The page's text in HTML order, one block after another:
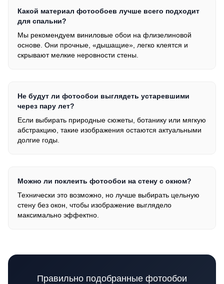
Какой материал фотообоев лучше всего подходит
для спальни?
Мы рекомендуем виниловые обои на флизелиновой
основе. Они прочные, «дышащие», легко клеятся и
скрывают мелкие неровности стены.
Не будут ли фотообои выглядеть устаревшими
через пару лет?
Если выбирать природные сюжеты, ботанику или мягкую
абстракцию, такие изображения остаются актуальными
долгие годы.
Можно ли поклеить фотообои на стену с окном?
Технически это возможно, но лучше выбирать цельную
стену без окон, чтобы изображение выглядело
максимально эффектно.
Правильно подобранные фотообои